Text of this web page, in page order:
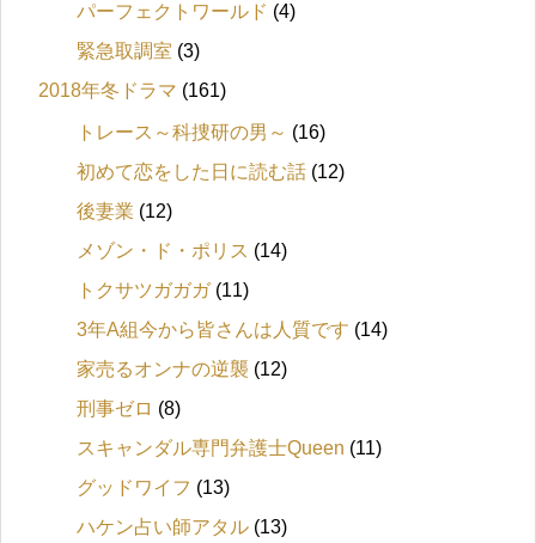
パーフェクトワールド (4)
緊急取調室 (3)
2018年冬ドラマ (161)
トレース～科捜研の男～ (16)
初めて恋をした日に読む話 (12)
後妻業 (12)
メゾン・ド・ポリス (14)
トクサツガガガ(11)
3年A組今から皆さんは人質です (14)
家売るオンナの逆襲 (12)
刑事ゼロ (8)
スキャンダル専門弁護士Queen (11)
グッドワイフ (13)
ハケン占い師アタル (13)